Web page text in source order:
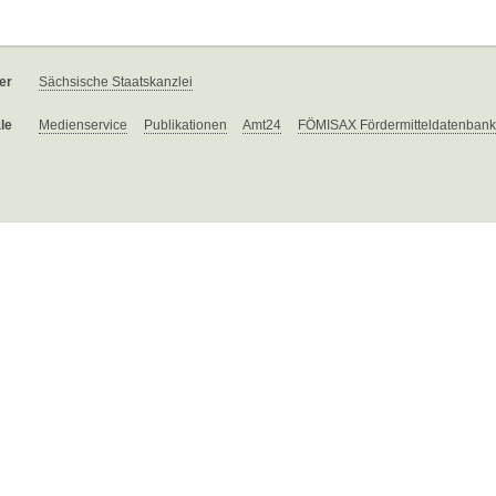
Sächsische Staatskanzlei
Medienservice Publikationen Amt24 FÖMISAX Fördermitteldatenbank